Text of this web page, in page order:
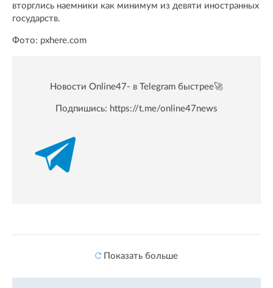
вторглись наемники как минимум из девяти иностранных
государств.
Фото: pxhere.com
Новости Online47- в Telegram быстрее🚀
Подпишись: https://t.me/online47news
Показать больше